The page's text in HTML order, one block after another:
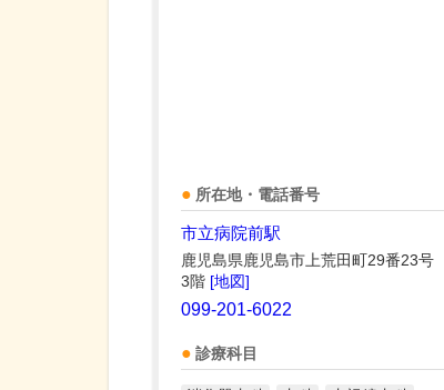
所在地・電話番号
市立病院前駅
鹿児島県鹿児島市上荒田町29番23号
3階 [地図]
099-201-6022
診療科目